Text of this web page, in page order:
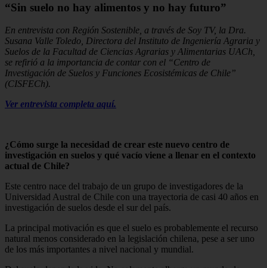
“Sin suelo no hay alimentos y no hay futuro”
En entrevista con Región Sostenible, a través de Soy TV, la Dra.
Susana Valle Toledo, Directora del Instituto de Ingeniería Agraria y
Suelos de la Facultad de Ciencias Agrarias y Alimentarias UACh,
se refirió a la importancia de contar con el “Centro de
Investigación de Suelos y Funciones Ecosistémicas de Chile”
(CISFECh).
Ver entrevista completa aquí.
¿Cómo surge la necesidad de crear este nuevo centro de
investigación en suelos y qué vacío viene a llenar en el contexto
actual de Chile?
Este centro nace del trabajo de un grupo de investigadores de la
Universidad Austral de Chile con una trayectoria de casi 40 años en
investigación de suelos desde el sur del país.
La principal motivación es que el suelo es probablemente el recurso
natural menos considerado en la legislación chilena, pese a ser uno
de los más importantes a nivel nacional y mundial.